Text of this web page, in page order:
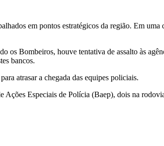
em pontos estratégicos da região. Em
os Bombeiros, houve tentativa de assalto às
bancos.
atrasar a chegada das equipes policiais.
Especiais de Polícia (Baep), dois na